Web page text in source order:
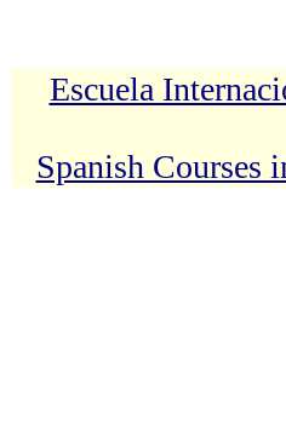
Escuela
Spanish Courses